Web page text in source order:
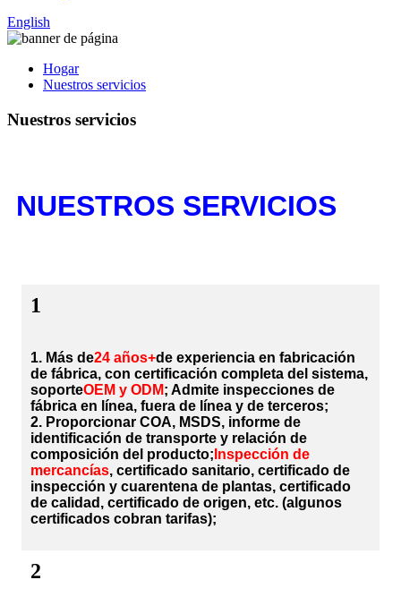
English
Hogar
Nuestros servicios
Nuestros servicios
NUESTROS SERVICIOS
1
1. Más de24 años+de experiencia en fabricación
de fábrica, con certificación completa del sistema,
soporteOEM y ODM; Admite inspecciones de
fábrica en línea, fuera de línea y de terceros;
2. Proporcionar COA, MSDS, informe de
identificación de transporte y relación de
composición del producto; Inspección de
mercancías, certificado sanitario, certificado de
inspección y cuarentena de plantas, certificado
de calidad, certificado de origen, etc. (algunos
certificados cobran tarifas);
2